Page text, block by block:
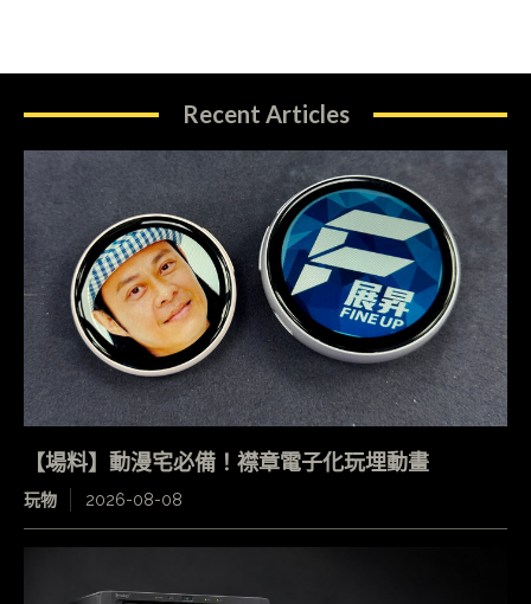
Recent Articles
【場料】動漫宅必備！襟章電子化玩埋動畫
玩物 2026-08-08